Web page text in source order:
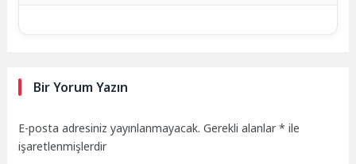
Bir Yorum Yazın
E-posta adresiniz yayınlanmayacak. Gerekli alanlar* ile
işaretlenmişlerdir